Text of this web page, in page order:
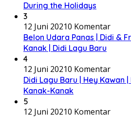
During the Holidays
3
12 Juni 20210 Komentar
Belon Udara Panas | Didi &
Kanak | Didi Lagu Baru
4
12 Juni 20210 Komentar
Didi Lagu Baru | Hey Kawan
Kanak-Kanak
5
12 Juni 20210 Komentar